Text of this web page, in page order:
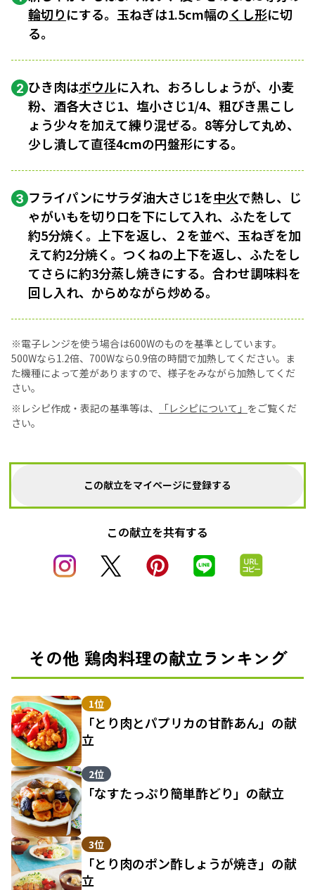
輪切りにする。玉ねぎは1.5cm幅のくし形に切
る。
2 ひき肉はボウルに入れ、おろししょうが、小麦
粉、酒各大さじ1、塩小さじ1/4、粗びき黒こし
ょう少々を加えて練り混ぜる。8等分して丸め、
少し潰して直径4cmの円盤形にする。
3 フライパンにサラダ油大さじ1を中火で熱し、じ
ゃがいもを切り口を下にして入れ、ふたをして
約5分焼く。上下を返し、２を並べ、玉ねぎを加
えて約2分焼く。つくねの上下を返し、ふたをし
てさらに約3分蒸し焼きにする。合わせ調味料を
回し入れ、からめながら炒める。
※電子レンジを使う場合は600Wのものを基準としています。
500Wなら1.2倍、700Wなら0.9倍の時間で加熱してください。ま
た機種によって差がありますので、様子をみながら加熱してくだ
さい。
※レシピ作成・表記の基準等は、
「レシピについて」 をご覧くだ
さい。
この献立をマイページに登録する
この献立を共有する
その他 鶏肉料理の献立ランキング
1位
「とり肉とパプリカの甘酢あん」の献
立
2位
「なすたっぷり簡単酢どり」の献立
3位
「とり肉のポン酢しょうが焼き」の献
立